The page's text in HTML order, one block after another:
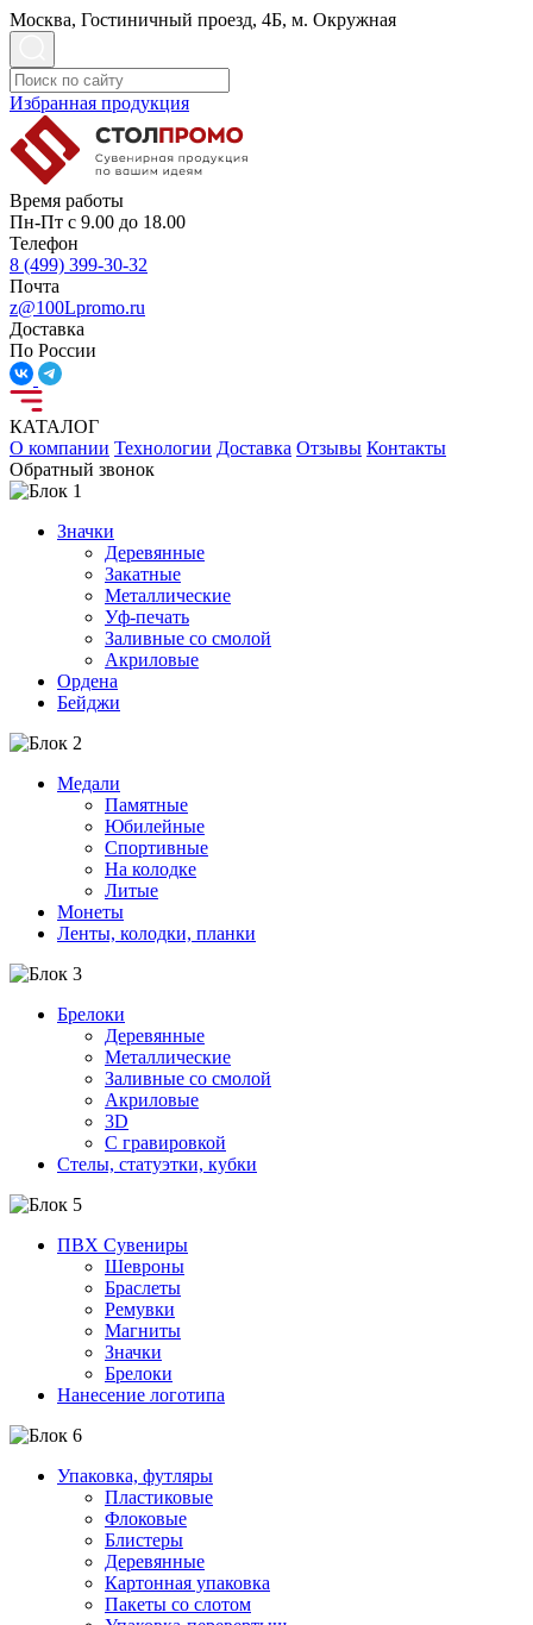
Москва, Гостиничный проезд, 4Б, м. Окружная
Избранная продукция
Время работы
Пн-Пт с 9.00 до 18.00
Телефон
8 (499) 399-30-32
Почта
z@100Lpromo.ru
Доставка
По России
КАТАЛОГ
О компании Технологии Доставка Отзывы Контакты
Обратный звонок
Значки
Деревянные
Закатные
Металлические
Уф-печать
Заливные со смолой
Акриловые
Ордена
Бейджи
Медали
Памятные
Юбилейные
Спортивные
На колодке
Литые
Монеты
Ленты, колодки, планки
Брелоки
Деревянные
Металлические
Заливные со смолой
Акриловые
3D
C гравировкой
Стелы, статуэтки, кубки
ПВХ Сувениры
Шевроны
Браслеты
Ремувки
Магниты
Значки
Брелоки
Нанесение логотипа
Упаковка, футляры
Пластиковые
Флоковые
Блистеры
Деревянные
Картонная упаковка
Пакеты со слотом